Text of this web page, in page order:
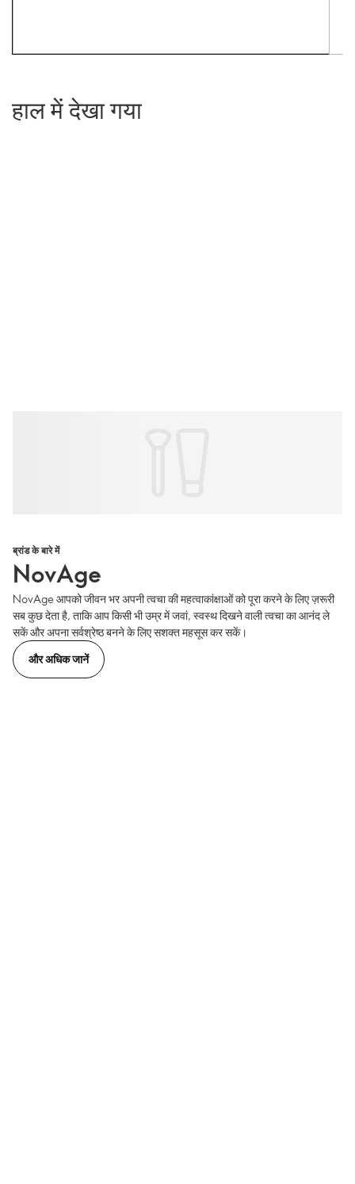
हाल में देखा गया
ब्रांड के बारे में
NovAge
NovAge आपको जीवन भर अपनी त्वचा की महत्वाकांक्षाओं को पूरा करने के लिए ज़रूरी
सब कुछ देता है, ताकि आप किसी भी उम्र में जवां, स्वस्थ दिखने वाली त्वचा का आनंद ले
सकें और अपना सर्वश्रेष्ठ बनने के लिए सशक्त महसूस कर सकें।
और अधिक जानें